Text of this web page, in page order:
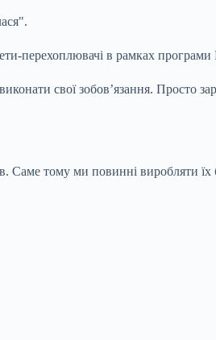
перехоплювачі в рамках програми
свої зобов’язання. Просто
Саме тому ми повинні виробляти їх